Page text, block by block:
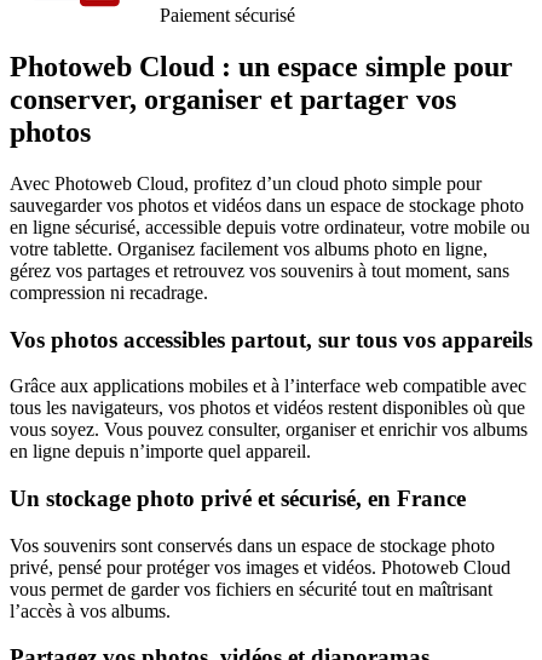
Paiement sécurisé
Photoweb Cloud : un espace simple pour
conserver, organiser et partager vos
photos
Avec Photoweb Cloud, profitez d’un cloud photo simple pour
sauvegarder vos photos et vidéos dans un espace de stockage photo
en ligne sécurisé, accessible depuis votre ordinateur, votre mobile ou
votre tablette. Organisez facilement vos albums photo en ligne,
gérez vos partages et retrouvez vos souvenirs à tout moment, sans
compression ni recadrage.
Vos photos accessibles partout, sur tous vos appareils
Grâce aux applications mobiles et à l’interface web compatible avec
tous les navigateurs, vos photos et vidéos restent disponibles où que
vous soyez. Vous pouvez consulter, organiser et enrichir vos albums
en ligne depuis n’importe quel appareil.
Un stockage photo privé et sécurisé, en France
Vos souvenirs sont conservés dans un espace de stockage photo
privé, pensé pour protéger vos images et vidéos. Photoweb Cloud
vous permet de garder vos fichiers en sécurité tout en maîtrisant
l’accès à vos albums.